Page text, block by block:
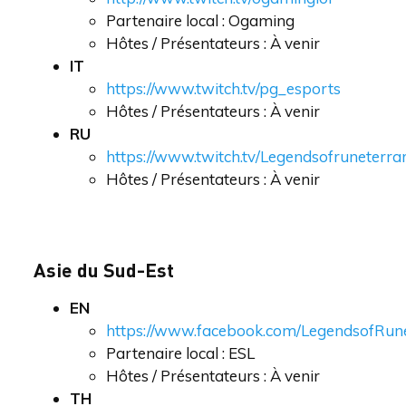
Partenaire local : Ogaming
Hôtes / Présentateurs : À venir
IT
https://www.twitch.tv/pg_esports
Hôtes / Présentateurs : À venir
RU
https://www.twitch.tv/
Hôtes / Présentateurs : À venir
Asie du Sud-Est
EN
https://www.facebook.com/
Partenaire local : ESL
Hôtes / Présentateurs : À venir
TH